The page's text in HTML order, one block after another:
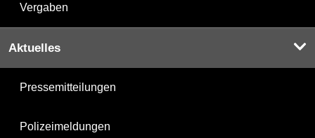
Vergaben
Aktuelles
Pressemitteilungen
Polizeimeldungen